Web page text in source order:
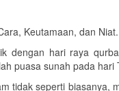
Keutamaan, dan Niat.
dengan hari raya
puasa sunah pada
tidak seperti